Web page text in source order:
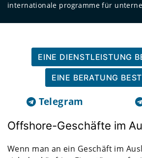
internationale programme für
EINE DIENSTLEISTUNG
EINE BERATUNG
Telegram
Offshore-Geschäfte im
Wenn man an ein Geschäft im